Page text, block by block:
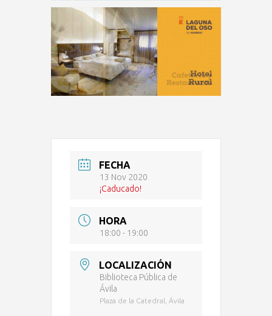
FECHA
13 Nov 2020
¡Caducado!
HORA
18:00 - 19:00
LOCALIZACIÓN
Biblioteca Pública de
Ávila
Plaza de la Catedral, Ávila